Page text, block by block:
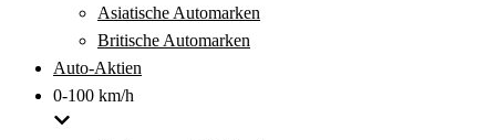
Asiatische Automarken
Britische Automarken
Auto-Aktien
0-100 km/h